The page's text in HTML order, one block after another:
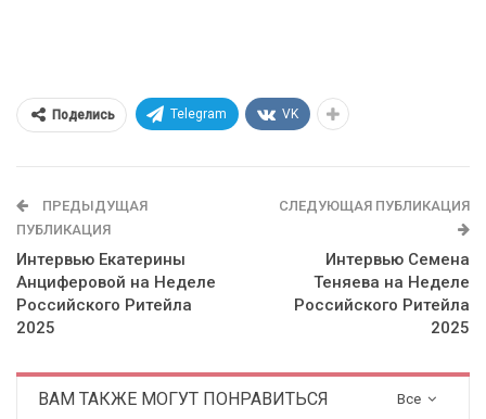
Поделись Telegram VK
ПРЕДЫДУЩАЯ
ПУБЛИКАЦИЯ
Интервью Екатерины
Анциферовой на Неделе
Российского Ритейла
2025
СЛЕДУЮЩАЯ ПУБЛИКАЦИЯ
Интервью Семена
Теняева на Неделе
Российского Ритейла
2025
Все
ВАМ ТАКЖЕ МОГУТ ПОНРАВИТЬСЯ